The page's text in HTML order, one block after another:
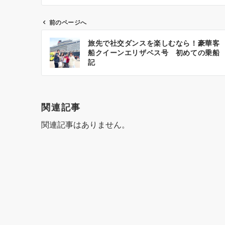
投
稿
ナ
ゲ
ー
前のページへ
旅先で社交ダンスを楽しむなら！豪華客
船クイーンエリザベス号 初めての乗船
記
関連記事
関連記事はありません。